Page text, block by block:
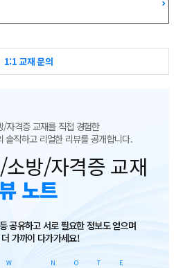
1:1 교재 문의
/자격증 교재를 직접 경험한
솔직하고 리얼한 리뷰를 공개합니다.
방/자격증 교재
노트
공유하고 서로 필요한 정보도 얻으며
가까이 다가가세요!
NOTE